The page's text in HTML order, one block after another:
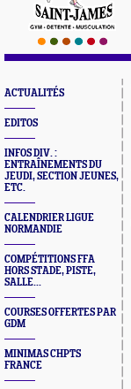
ACTUALITÉS
EDITOS
INFOS DIV. :
ENTRAÎNEMENTS DU
JEUDI, SECTION JEUNES,
ETC.
CALENDRIER LIGUE
NORMANDIE
COMPÉTITIONS FFA
HORS STADE, PISTE,
SALLE...
COURSES OFFERTES PAR
GDM
MINIMAS CHPTS
FRANCE